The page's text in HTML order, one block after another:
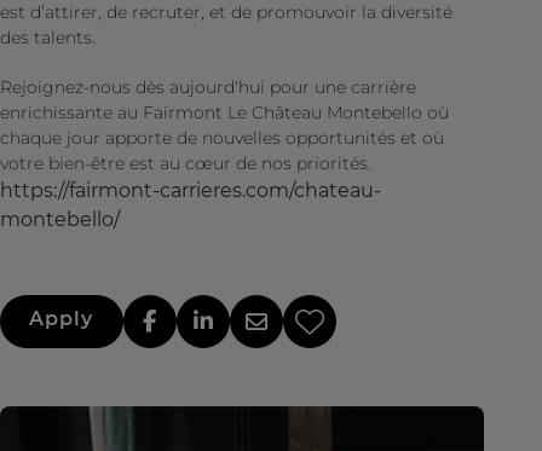
est d’attirer, de recruter, et de promouvoir la diversité
des talents.
Rejoignez-nous dès aujourd'hui pour une carrière
enrichissante au Fairmont Le Château Montebello où
chaque jour apporte de nouvelles opportunités et où
votre bien-être est au cœur de nos priorités.
https://fairmont-carrieres.com/chateau-
montebello/
Apply